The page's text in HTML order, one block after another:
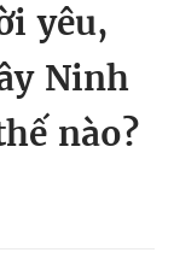
yêu,
Ninh
nào?